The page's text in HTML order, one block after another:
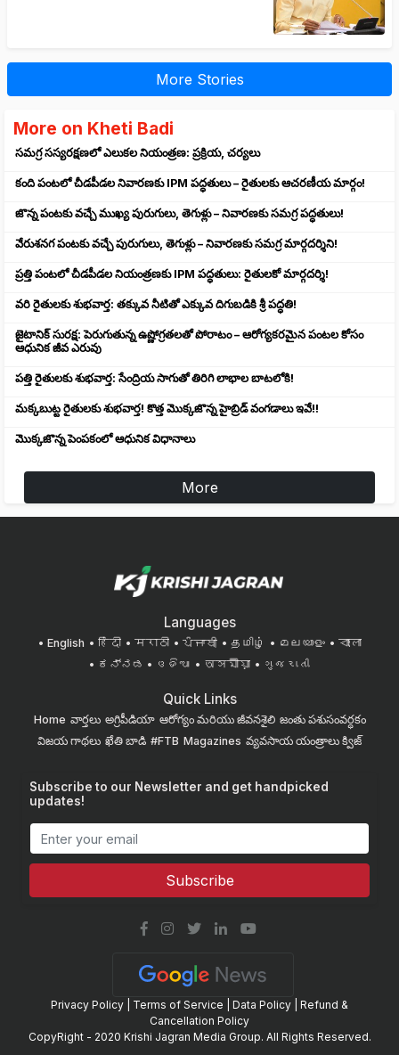
More Stories
More on Kheti Badi
సమగ్ర సస్యరక్షణలో ఎలుకల నియంత్రణ: ప్రక్రియ, చర్యలు
కంది పంటలో చీడపీడల నివారణకు IPM పద్ధతులు – రైతులకు ఆచరణీయ మార్గం!
జొన్న పంటకు వచ్చే ముఖ్య పురుగులు, తెగుళ్లు – నివారణకు సమగ్ర పద్ధతులు!
వేరుశనగ పంటకు వచ్చే పురుగులు, తెగుళ్లు – నివారణకు సమగ్ర మార్గదర్శిని!
ప్రత్తి పంటలో చీడపీడల నియంత్రణకు IPM పద్ధతులు: రైతులకో మార్గదర్శి!
వరి రైతులకు శుభవార్త: తక్కువ నీటితో ఎక్కువ దిగుబడికి శ్రీ పద్ధతి!
జైటానిక్ సురక్ష: పెరుగుతున్న ఉష్ణోగ్రతలతో పోరాటం – ఆరోగ్యకరమైన పంటల కోసం
ఆధునిక జీవ ఎరువు
పత్తి రైతులకు శుభవార్త: సేంద్రియ సాగుతో తిరిగి లాభాల బాటలోకి!
మక్కబుట్ట రైతులకు శుభవార్త! కొత్త మొక్కజొన్న హైబ్రిడ్ వంగడాలు ఇవే!!
మొక్కజొన్న పెంపకంలో ఆధునిక విధానాలు
More
Languages
English हिंदी मराठी ਪੰਜਾਬੀ தமிழ் മലയാളം
বাংলা
ಕನ್ನಡ
ଓଡିଆ অসমীয়া ગુજરાતી
Quick Links
Home వార్తలు అగ్రిపీడియా ఆరోగ్యం మరియు జీవనశైలి జంతు పశుసంవర్ధకం
విజయ గాథలు ఖేతి బాడి #FTB Magazines వ్యవసాయ యంత్రాలు క్విజ్
Subscribe to our Newsletter and get handpicked
updates!
Subscribe
Privacy Policy Terms of Service Data Policy
Refund &
Cancellation Policy
CopyRight - 2020 Krishi Jagran Media Group. All Rights Reserved.